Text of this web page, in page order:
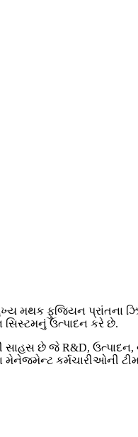
મથક ફુજિયન પ્રાંતના
ઉત્પાદન કરે છે.
છે જે R&D,
કર્મચારીઓની